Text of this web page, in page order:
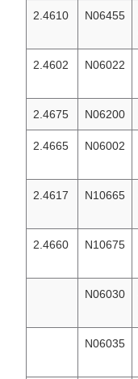
2.4610 N06455
2.4602 N06022
2.4675 N06200
2.4665 N06002
2.4617 N10665
2.4660 N10675
N06030
N06035